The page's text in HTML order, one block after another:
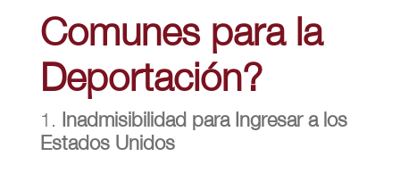
Comunes para la
Deportación?
Inadmisibilidad para Ingresar a los
Estados Unidos